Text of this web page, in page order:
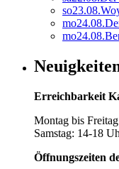
so23.08.
mo24.08.
mo24.08.
Erreichbarkeit
Montag bis
Samstag: 14-18
Öffnungszeiten